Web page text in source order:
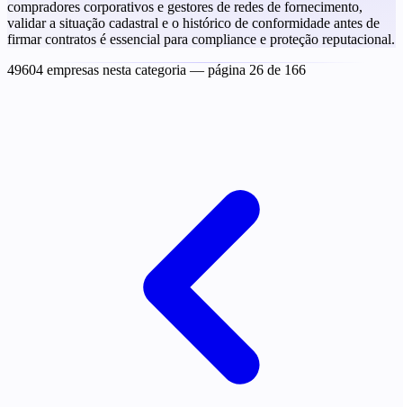
compradores corporativos e gestores de redes de fornecimento,
validar a situação cadastral e o histórico de conformidade antes de
firmar contratos é essencial para compliance e proteção reputacional.
49604 empresas nesta categoria — página 26 de 166